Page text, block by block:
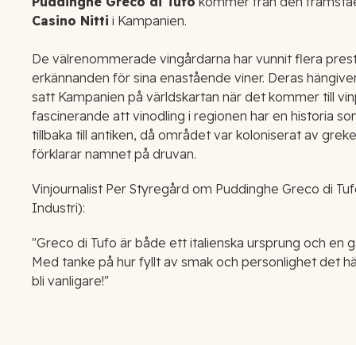
Casino Nitti i Kampanien.
De välrenommerade vingårdarna har vunnit flera
erkännanden för sina enastående viner. Deras
satt Kampanien på världskartan när det kommer till
fascinerande att vinodling i regionen har en historia
tillbaka till antiken, då området var koloniserat av
förklarar namnet på druvan.
Vinjournalist Per Styregård om Puddinghe Greco di
Industri):
"Greco di Tufo är både ett italienska ursprung och en
Med tanke på hur fyllt av smak och personlighet det
bli vanligare!"